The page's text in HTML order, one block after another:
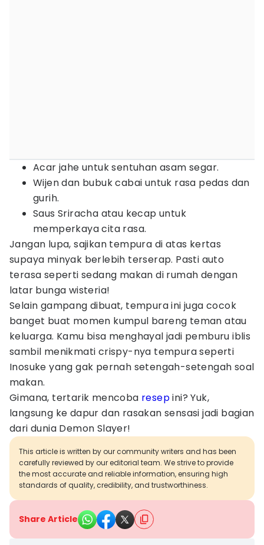
Acar jahe untuk sentuhan asam segar.
Wijen dan bubuk cabai untuk rasa pedas dan
gurih.
Saus Sriracha atau kecap untuk
memperkaya cita rasa.
Jangan lupa, sajikan tempura di atas kertas
supaya minyak berlebih terserap. Pasti auto
terasa seperti sedang makan di rumah dengan
latar bunga wisteria!
Selain gampang dibuat, tempura ini juga cocok
banget buat momen kumpul bareng teman atau
keluarga. Kamu bisa menghayal jadi pemburu iblis
sambil menikmati crispy-nya tempura seperti
Inosuke yang gak pernah setengah-setengah soal
makan.
Gimana, tertarik mencoba resepini? Yuk,
langsung ke dapur dan rasakan sensasi jadi bagian
dari dunia Demon Slayer!
This article is written by our community writers and has been
carefully reviewed by our editorial team. We strive to provide
the most accurate and reliable information, ensuring high
standards of quality, credibility, and trustworthiness.
Share Article